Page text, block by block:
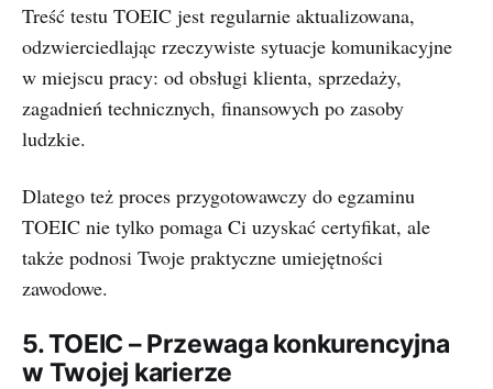
Treść testu TOEIC jest regularnie aktualizowana,
odzwierciedlając rzeczywiste sytuacje komunikacyjne
w miejscu pracy: od obsługi klienta, sprzedaży,
zagadnień technicznych, finansowych po zasoby
ludzkie.
Dlatego też proces przygotowawczy do egzaminu
TOEIC nie tylko pomaga Ci uzyskać certyfikat, ale
także podnosi Twoje praktyczne umiejętności
zawodowe.
5. TOEIC – Przewaga konkurencyjna
w Twojej karierze